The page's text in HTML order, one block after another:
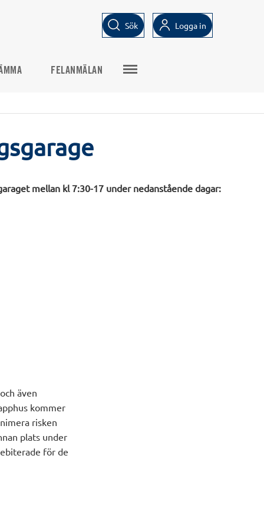
Sök Logga in
FELANMÄLAN
mellan kl 7:30-17 under nedanstående dagar:
även
kommer
risken
plats under
för de